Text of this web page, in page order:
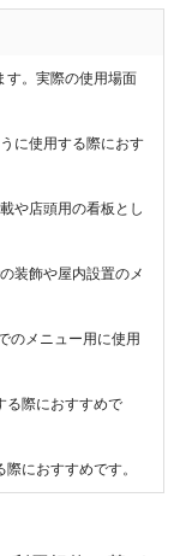
す。実際の使用場面
に使用する際におす
や店頭用の看板とし
装飾や屋内設置のメ
のメニュー用に使用
る際におすすめで
におすすめです。